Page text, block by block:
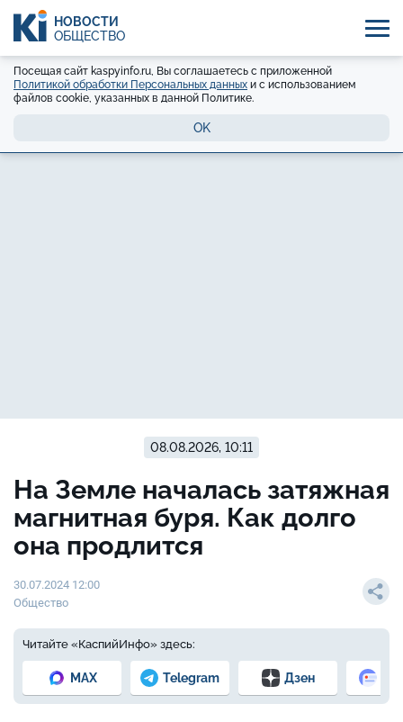
НОВОСТИ
ОБЩЕСТВО
Посещая сайт kaspyinfo.ru, Вы соглашаетесь с приложенной
Политикой обработки Персональных данных и с использованием
файлов cookie, указанных в данной Политике.
OK
08.08.2026, 10:11
На Земле началась затяжная
магнитная буря. Как долго
она продлится
30.07.2024 12:00
Общество
Читайте «КаспийИнфо» здесь:
MAX Telegram Дзен